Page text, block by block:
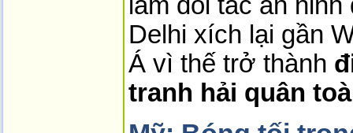
Delhi xích lại gần
Á vì thế trở thành
tranh hải quân